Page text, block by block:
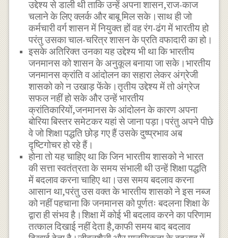
उद्देश्य से डाली थी ताकि उन्हें अपना शासन,राज-काज
चलाने के लिए क्लर्क और बाबू मिल सके।साथ ही जो
कर्मचारी वर्ग शासन में नियुक्त हों वह रंग-ढंग में भारतीय हो
परंतु उसका चाल-चरित्र शासन के प्रति वफादारी का हो।
इसके अतिरिक्त उनका यह उद्देश्य भी था कि भारतीय
जनमानस को शासन के अनुकूल बनाया जा सके।भारतीय
जनमानस क्रांति व आंदोलन का सहारा लेकर अंग्रेजी
शासको को न उखाड़ फेंके।तृतीय उद्देश्य में तो अंग्रेज
सफल नहीं हो सके और उन्हें भारतीय
क्रांतिकारियों,जनमानस के आंदोलन के कारण अपना
बोरिया बिस्तर समेटकर यहां से जाना पड़ा।परंतु अपने पीछे
वे जो शिक्षा पद्धति छोड़ गए हैं उसके दुष्प्रभाव अब
दृष्टिगोचर हो रहे हैं।
होना तो यह चाहिए था कि जिन भारतीय शासको ने भारत
की सत्ता स्वतंत्रता के समय संभाली थी उन्हें शिक्षा पद्धति
में बदलाव करना चाहिए था।उस समय बदलाव करना
आसान था,परंतु उस वक्त के भारतीय शासको ने इस नब्ज
को नहीं पहचाना कि जनमानस को पूर्णतः बदलना शिक्षा के
द्वारा ही संभव है।शिक्षा में कोई भी बदलाव करने का परिणाम
तत्काल दिखाई नहीं देता है,काफी समय बाद बदलाव